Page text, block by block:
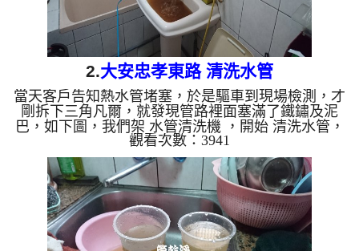
2.大安忠孝東路 清洗水管
當天客戶告知熱水管堵塞，於是驅車到現場檢測，才
剛拆下三角凡爾，就發現管路裡面塞滿了鐵鏽及泥
巴，如下圖，我們架 水管清洗機 ，開始 清洗水管，
洗水管 時，水管管路不斷堵住，管路不斷冒出髒
水，如影片，於是本公司改用特殊工法， 水管清洗
約三個小時，管路終於正常出水。 清洗水管,水管清
洗, 洗水管, 熱水管堵塞, 熱水忽冷忽熱 ...
觀看次數：3941